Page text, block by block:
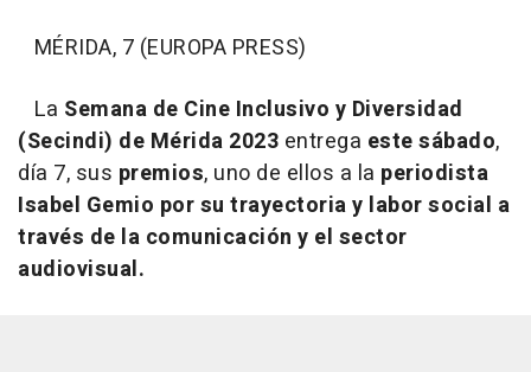
MÉRIDA, 7 (EUROPA PRESS)
La Semana de Cine Inclusivo y Diversidad
(Secindi) de Mérida 2023 entrega este sábado,
día 7, sus premios, uno de ellos a la periodista
Isabel Gemio por su trayectoria y labor social a
través de la comunicación y el sector
audiovisual.